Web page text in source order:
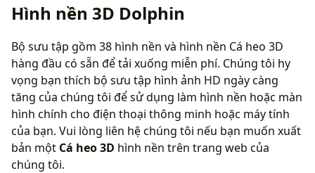
Hình nền 3D Dolphin
Bộ sưu tập gồm 38 hình nền và hình nền Cá heo 3D
hàng đầu có sẵn để tải xuống miễn phí. Chúng tôi hy
vọng bạn thích bộ sưu tập hình ảnh HD ngày càng
tăng của chúng tôi để sử dụng làm hình nền hoặc màn
hình chính cho điện thoại thông minh hoặc máy tính
của bạn. Vui lòng liên hệ chúng tôi nếu bạn muốn xuất
bản một Cá heo 3D hình nền trên trang web của
chúng tôi.